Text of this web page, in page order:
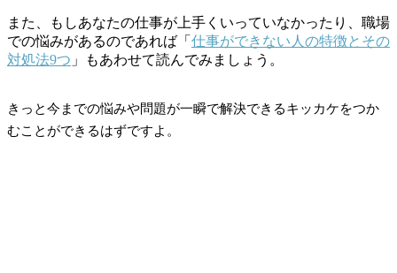
また、もしあなたの仕事が上手くいっていなかったり、職場
での悩みがあるのであれば「 仕事ができない人の特徴とその
対処法9つ 」もあわせて読んでみましょう。
きっと今までの悩みや問題が一瞬で解決できるキッカケをつか
むことができるはずですよ。